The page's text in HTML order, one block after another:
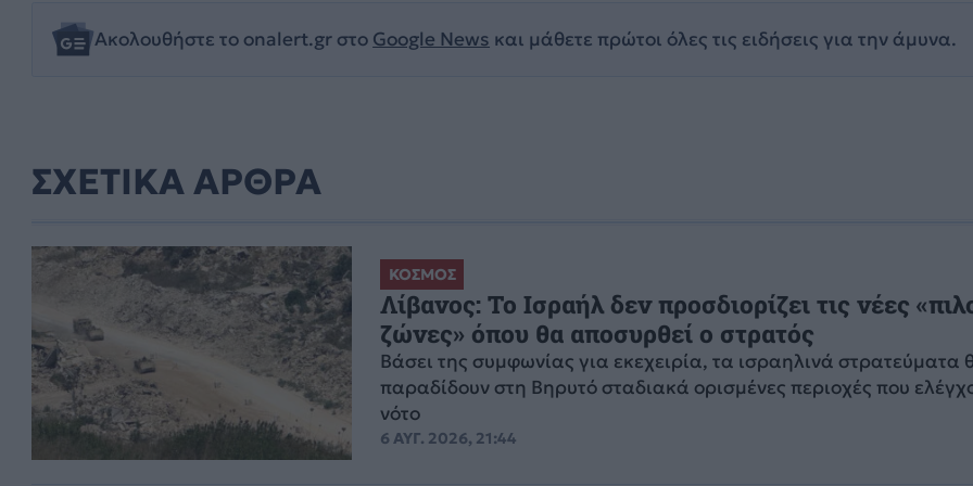
Ακολουθήστε το onalert.gr στο Google News και μάθετε πρώτοι όλες τις ειδήσεις για την άμυνα.
ΣΧΕΤΙΚΑ ΑΡΘΡΑ
ΚΟΣΜΟΣ
Λίβανος: Το Ισραήλ δεν προσδιορίζει τις νέες
ζώνες» όπου θα αποσυρθεί ο στρατός
Βάσει της συμφωνίας για εκεχειρία, τα ισραηλινά στρατεύματα
παραδίδουν στη Βηρυτό σταδιακά ορισμένες περιοχές που
νότο
6 ΑΥΓ. 2026, 21:44